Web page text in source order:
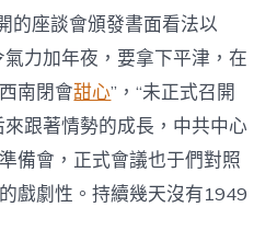
的座談會頒發書面看法以
力加年夜，要拿下平津，在
南閉會甜心”，“未正式召開
跟著情勢的成長，中共中心
備會，正式會議也于們對照
戲劇性。持續幾天沒有1949